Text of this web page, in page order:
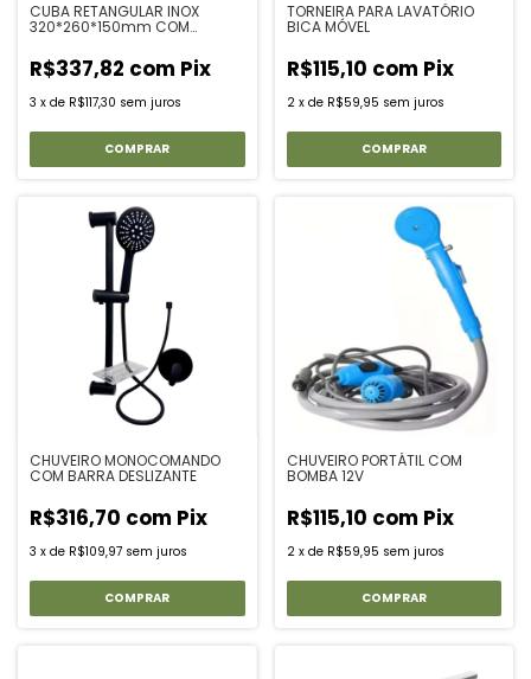
CUBA RETANGULAR INOX
320*260*150mm COM
R$337,82 com Pix
3 x de R$117,30 sem juros
TORNEIRA PARA LAVATÓRIO
BICA MÓVEL
R$115,10 com Pix
2 x de R$59,95 sem juros
CHUVEIRO MONOCOMANDO
COM BARRA DESLIZANTE
R$316,70 com Pix
3 x de R$109,97 sem juros
CHUVEIRO PORTÁTIL COM
BOMBA 12V
R$115,10 com Pix
2 x de R$59,95 sem juros